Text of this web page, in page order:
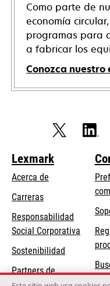
Como parte de
economía
programas para
a fabricar los
Conozca nuestro
Lexmark
Acerca de
Carreras
Responsabilidad
Social Corporativa
abre
una
Sostenibilidad
Partners de